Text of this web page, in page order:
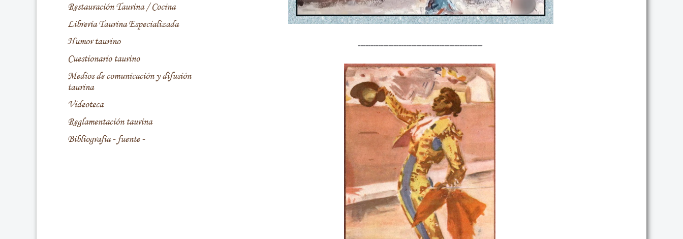
Restauración Taurina / Cocina
Librería Taurina Especializada
Humor taurino
Cuestionario taurino
Medios de comunicación y difusión
taurina
Videoteca
Reglamentación taurina
Bibliografía - fuente -
-------------------------------------------------